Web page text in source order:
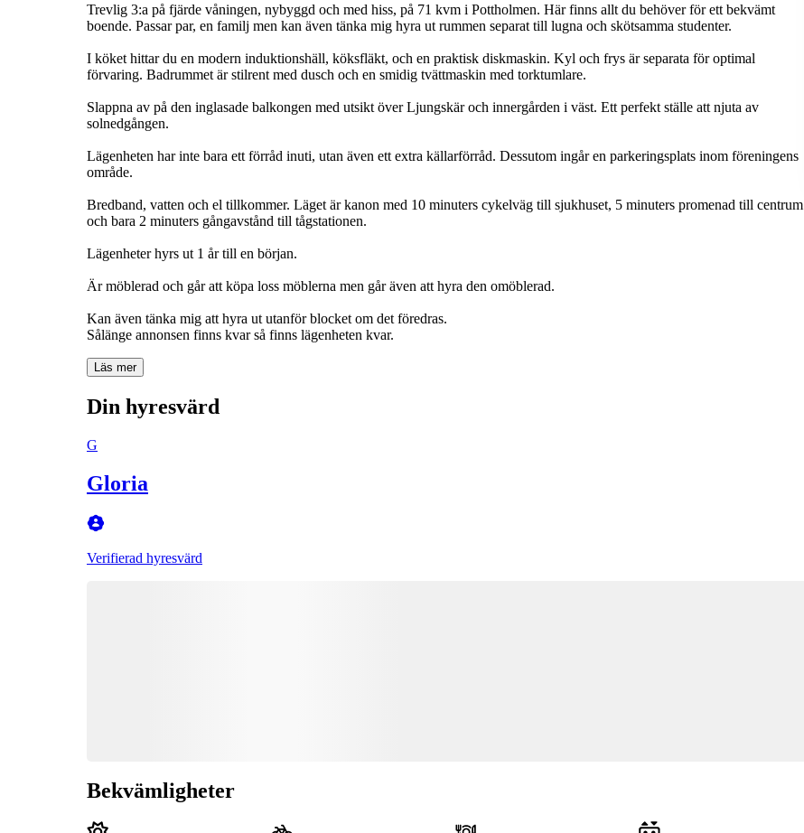
Trevlig 3:a på fjärde våningen, nybyggd och med hiss, på 71 kvm i Pottholmen. Här finns allt du behöver för ett bekvämt
boende. Passar par, en familj men kan även tänka mig hyra ut rummen separat till lugna och skötsamma studenter.
I köket hittar du en modern induktionshäll, köksfläkt, och en praktisk diskmaskin. Kyl och frys är separata för optimal
förvaring. Badrummet är stilrent med dusch och en smidig tvättmaskin med torktumlare.
Slappna av på den inglasade balkongen med utsikt över Ljungskär och innergården i väst. Ett perfekt ställe att njuta av
solnedgången.
Lägenheten har inte bara ett förråd inuti, utan även ett extra källarförråd. Dessutom ingår en parkeringsplats inom föreningens
område.
Bredband, vatten och el tillkommer. Läget är kanon med 10 minuters cykelväg till sjukhuset, 5 minuters promenad till centrum
och bara 2 minuters gångavstånd till tågstationen.
Lägenheter hyrs ut 1 år till en början.
Är möblerad och går att köpa loss möblerna men går även att hyra den omöblerad.
Kan även tänka mig att hyra ut utanför blocket om det föredras.
Sålänge annonsen finns kvar så finns lägenheten kvar.
Läs mer
Din hyresvärd
G
Gloria
Verifierad hyresvärd
Bekvämligheter